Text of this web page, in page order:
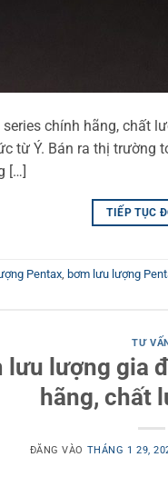
chính hãng, chất
từ Ý. Bán ra thị
[…]
TIẾP TỤC
Pentax, bơm lưu lượng
TƯ
lưu lượng gia
hãng, chất
ĐĂNG VÀO THÁNG 1 29,